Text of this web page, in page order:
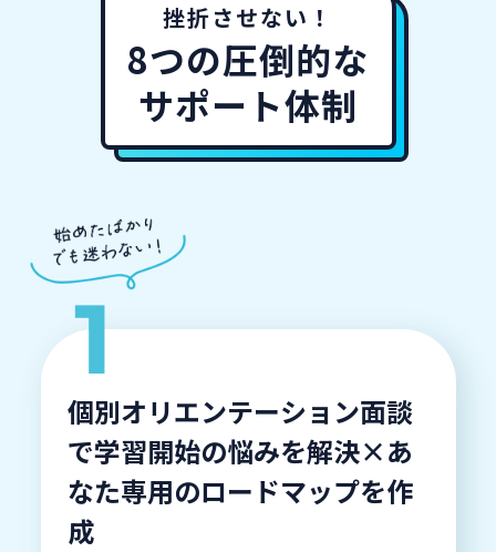
挫折させない！
8つの圧倒的な
サポート体制
個別オリエンテーション面談
で学習開始の悩みを解決×あ
なた専用のロードマップを作
成